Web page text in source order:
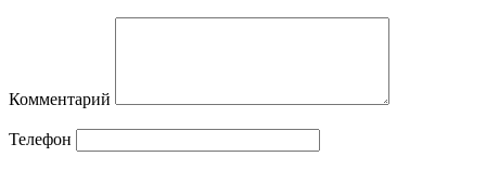
Комментарий
Телефон